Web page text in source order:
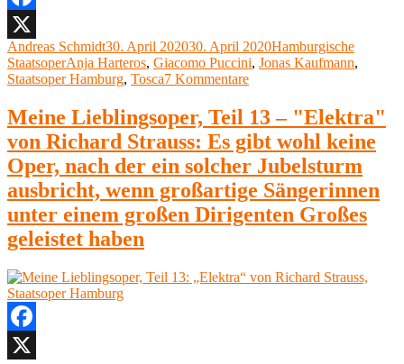
Jonas
Kaufmann,
Staatsoper
Facebook
X
Autor
Andreas SchmidtVeröffentlicht
am
30. April 202030. April 2020Kategorien
Hamburgische
StaatsoperSchlagwörter
Anja Harteros, Giacomo Puccini, Jonas Kaufmann,
Staatsoper Hamburg, Tosca7 Kommentarezu
Puccini,
Tosca,
Anja
Harteros,
Jonas
Kaufmann,
Staatsoper
Hamburg
Meine Lieblingsoper, Teil 13 – "Elektra"
von Richard Strauss: Es gibt wohl keine
Oper, nach der ein solcher Jubelsturm
ausbricht, wenn großartige Sängerinnen
unter einem großen Dirigenten Großes
geleistet haben
Facebook